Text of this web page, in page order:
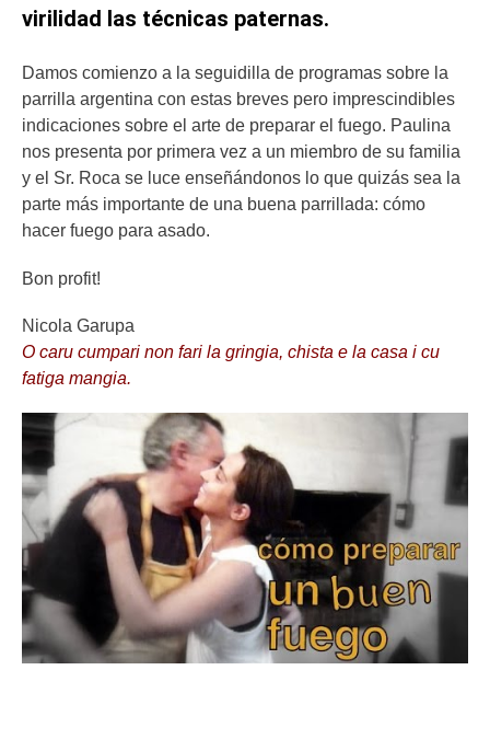
virilidad las técnicas paternas.
Damos comienzo a la seguidilla de programas sobre la
parrilla argentina con estas breves pero imprescindibles
indicaciones sobre el arte de preparar el fuego. Paulina
nos presenta por primera vez a un miembro de su familia
y el Sr. Roca se luce enseñándonos lo que quizás sea la
parte más importante de una buena parrillada: cómo
hacer fuego para asado.
Bon profit!
Nicola Garupa
O caru cumpari non fari la gringia, chista e la casa i cu
fatiga mangia.